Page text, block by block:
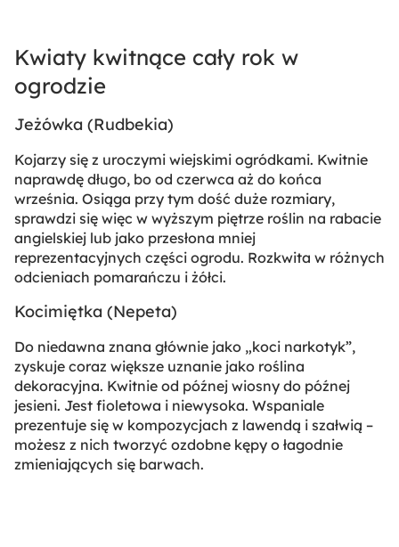
Kwiaty kwitnące cały rok w
ogrodzie
Jeżówka (Rudbekia)
Kojarzy się z uroczymi wiejskimi ogródkami. Kwitnie
naprawdę długo, bo od czerwca aż do końca
września. Osiąga przy tym dość duże rozmiary,
sprawdzi się więc w wyższym piętrze roślin na rabacie
angielskiej lub jako przesłona mniej
reprezentacyjnych części ogrodu. Rozkwita w różnych
odcieniach pomarańczu i żółci.
Kocimiętka (Nepeta)
Do niedawna znana głównie jako „koci narkotyk”,
zyskuje coraz większe uznanie jako roślina
dekoracyjna. Kwitnie od późnej wiosny do późnej
jesieni. Jest fioletowa i niewysoka. Wspaniale
prezentuje się w kompozycjach z lawendą i szałwią –
możesz z nich tworzyć ozdobne kępy o łagodnie
zmieniających się barwach.